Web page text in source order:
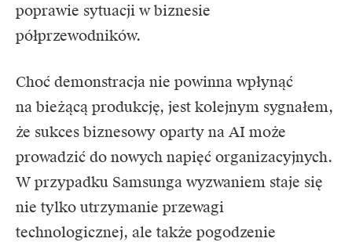
poprawie sytuacji w biznesie
półprzewodników.
Choć demonstracja nie powinna wpłynąć
na bieżącą produkcję, jest kolejnym sygnałem,
że sukces biznesowy oparty na AI może
prowadzić do nowych napięć organizacyjnych.
W przypadku Samsunga wyzwaniem staje się
nie tylko utrzymanie przewagi
technologicznej, ale także pogodzenie